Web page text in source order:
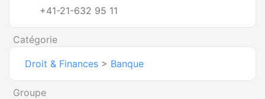
+41-21-632 95 11
Catégorie
Droit & Finances > Banque
Groupe